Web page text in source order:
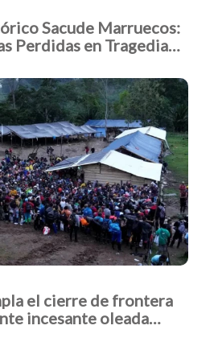
Sacude Marruecos:
Perdidas en Tragedia
el cierre de frontera
incesante oleada